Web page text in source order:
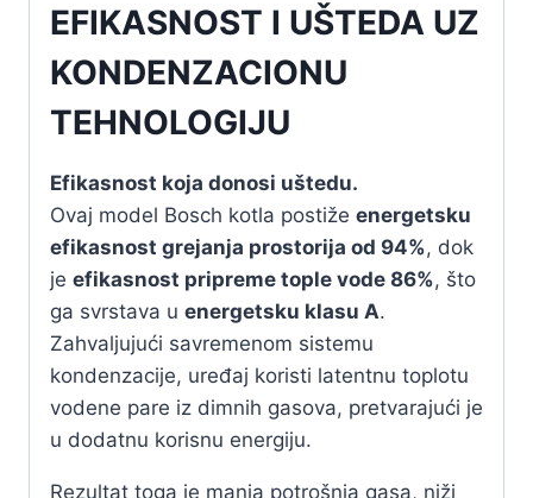
EFIKASNOST I UŠTEDA UZ
KONDENZACIONU
TEHNOLOGIJU
Efikasnost koja donosi uštedu.
Ovaj model Bosch kotla postiže energetsku
efikasnost grejanja prostorija od 94%, dok
je efikasnost pripreme tople vode 86%, što
ga svrstava u energetsku klasu A.
Zahvaljujući savremenom sistemu
kondenzacije, uređaj koristi latentnu toplotu
vodene pare iz dimnih gasova, pretvarajući je
u dodatnu korisnu energiju.
Rezultat toga je manja potrošnja gasa, niži